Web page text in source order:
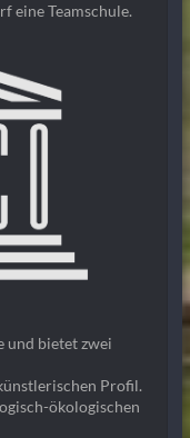
eine Teamschule.
und bietet zwei
Profil.
ökologischen